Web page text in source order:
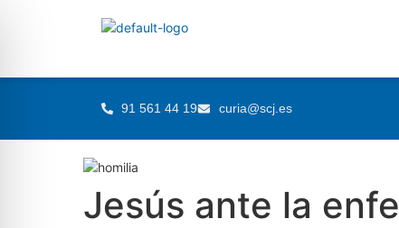
91 561 44 19 curia@scj.es
Jesús ante la